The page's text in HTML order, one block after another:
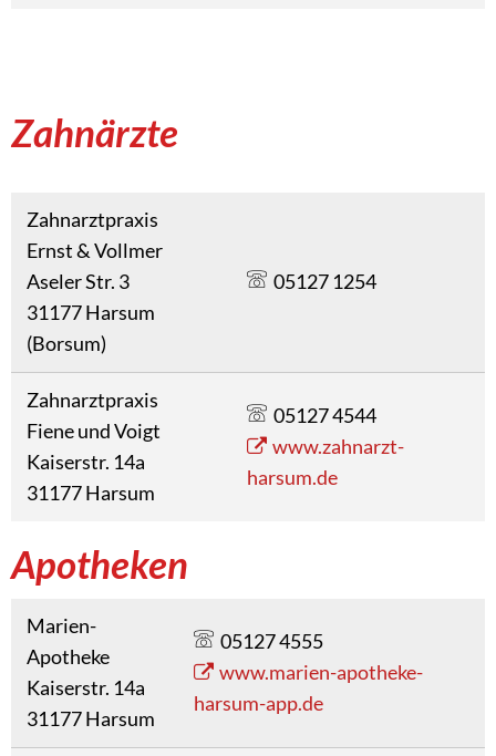
Zahnärzte
Zahnarztpraxis
Ernst & Vollmer
Aseler Str. 3
31177 Harsum
(Borsum)
05127 1254
Zahnarztpraxis
Fiene und Voigt
Kaiserstr. 14a
31177 Harsum
05127 4544
www.zahnarzt-
harsum.de
Apotheken
Marien-
Apotheke
Kaiserstr. 14a
31177 Harsum
05127 4555
www.marien-apotheke-
harsum-app.de